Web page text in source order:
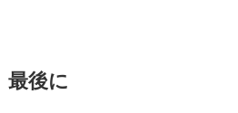
最後に